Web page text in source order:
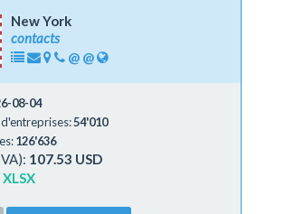
New York
contacts
@ @
08-04
54'010
126'636
107.53 USD